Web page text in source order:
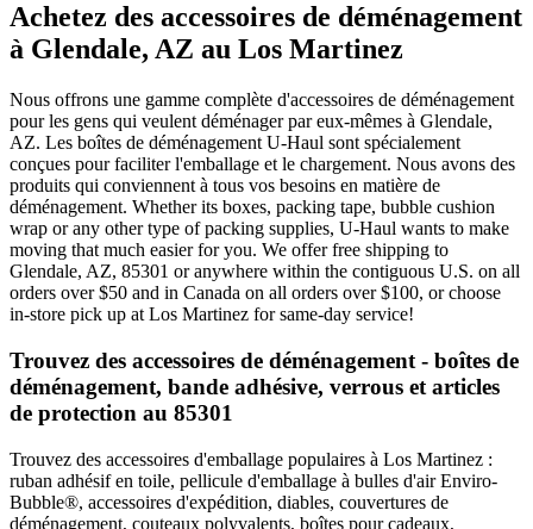
Achetez des accessoires de déménagement
à Glendale, AZ au Los Martinez
Nous offrons une gamme complète d'accessoires de déménagement
pour les gens qui veulent déménager par eux-mêmes à Glendale,
AZ. Les boîtes de déménagement U-Haul sont spécialement
conçues pour faciliter l'emballage et le chargement. Nous avons des
produits qui conviennent à tous vos besoins en matière de
déménagement. Whether its boxes, packing tape, bubble cushion
wrap or any other type of packing supplies, U-Haul wants to make
moving that much easier for you. We offer free shipping to
Glendale, AZ, 85301 or anywhere within the contiguous U.S. on all
orders over $50 and in Canada on all orders over $100, or choose
in-store pick up at Los Martinez for same-day service!
Trouvez des accessoires de déménagement - boîtes de
déménagement, bande adhésive, verrous et articles
de protection au 85301
Trouvez des accessoires d'emballage populaires à Los Martinez :
ruban adhésif en toile, pellicule d'emballage à bulles d'air Enviro-
Bubble®, accessoires d'expédition, diables, couvertures de
déménagement, couteaux polyvalents, boîtes pour cadeaux,